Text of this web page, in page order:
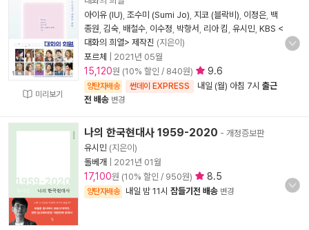
미리보기
아이유 (IU) 조수미 (Sumi Jo) 지코 (블락비) 이정은 백
종원 김숙 배철수 이수정 박항서 리아 킴 유시민 KBS <
대화의 희열> 제작진 (지은이)
포르체
2021년 05월
15,120원 (10% 할인 / 840원) 9.6
양탄자배송 썬데이 EXPRESS 내일 (월) 아침 7시 출근
전 배송 변경
나의 한국현대사 1959-2020 - 개정증보판
유시민 (지은이)
돌베개
2021년 01월
17,100원 (10% 할인 / 950원) 8.5
양탄자배송 내일 밤 11시 잠들기전 배송 변경